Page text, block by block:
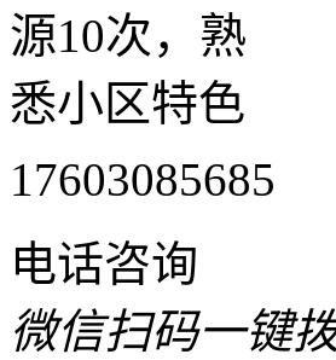
源10次，熟
悉小区特色
17603085685
电话咨询
微信扫码一键